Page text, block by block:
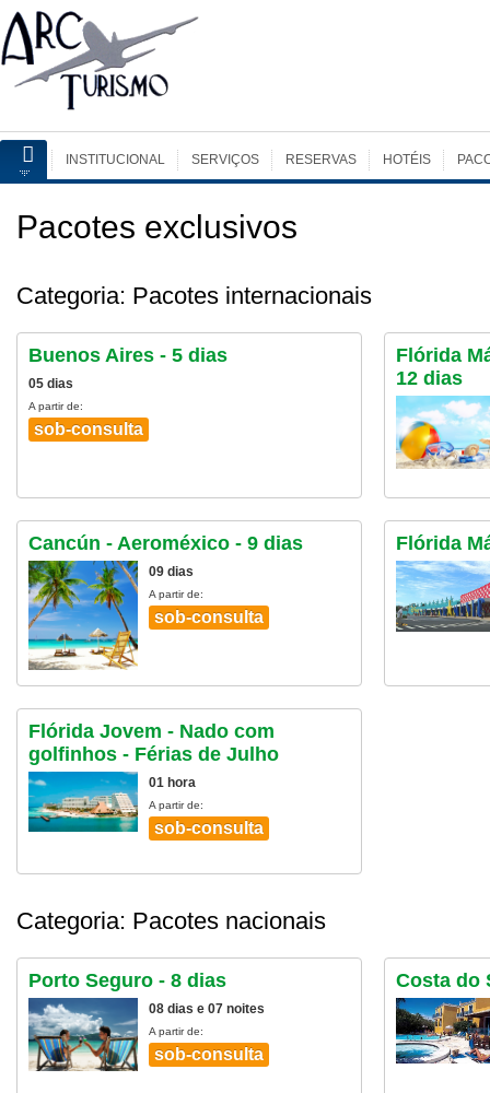
INSTITUCIONAL SERVIÇOS RESERVAS HOTÉIS
Pacotes exclusivos
Categoria: Pacotes internacionais
Buenos Aires - 5 dias
05 dias
A partir de:
sob-consulta
Flórida
12 dias
Cancún - Aeroméxico - 9 dias
09 dias
A partir de:
sob-consulta
Flórida
Flórida Jovem - Nado com
golfinhos - Férias de Julho
01 hora
A partir de:
sob-consulta
Categoria: Pacotes nacionais
Porto Seguro - 8 dias
08 dias e 07 noites
A partir de:
sob-consulta
Costa do